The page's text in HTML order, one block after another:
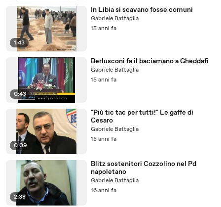
1:43
In Libia si scavano fosse comuni
Gabriele Battaglia
15 anni fa
0:43
Berlusconi fa il baciamano a Gheddafi
Gabriele Battaglia
15 anni fa
0:09
"Più tic tac per tutti!" Le gaffe di
Cesaro
Gabriele Battaglia
15 anni fa
2:38
Blitz sostenitori Cozzolino nel Pd
napoletano
Gabriele Battaglia
16 anni fa